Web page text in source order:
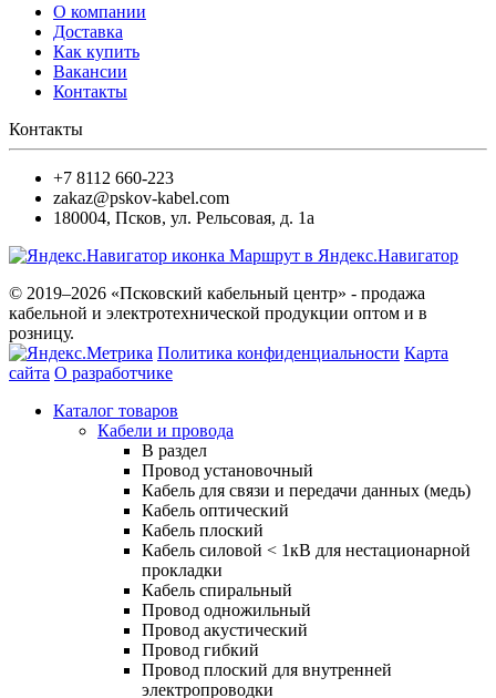
О компании
Доставка
Как купить
Вакансии
Контакты
Контакты
+7 8112 660-223
zakaz@pskov-kabel.com
180004, Псков, ул. Рельсовая, д. 1а
Маршрут в Яндекс.Навигатор
© 2019–2026 «Псковский кабельный центр» - продажа
кабельной и электротехнической продукции оптом и в
розницу.
Политика конфиденциальности Карта
сайта О разработчике
Каталог товаров
Кабели и провода
В раздел
Провод установочный
Кабель для связи и передачи данных (медь)
Кабель оптический
Кабель плоский
Кабель силовой < 1кВ для нестационарной
прокладки
Кабель спиральный
Провод одножильный
Провод акустический
Провод гибкий
Провод плоский для внутренней
электропроводки